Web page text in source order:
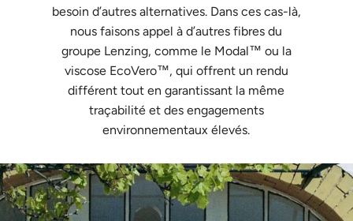
besoin d’autres alternatives. Dans ces cas-là,
nous faisons appel à d’autres fibres du
groupe Lenzing, comme le Modal™ ou la
viscose EcoVero™, qui offrent un rendu
différent tout en garantissant la même
traçabilité et des engagements
environnementaux élevés.